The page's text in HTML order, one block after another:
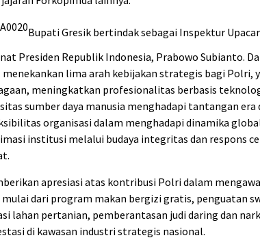
Bupati Gresik bertindak sebagai Inspektur
Presiden Republik Indonesia, Prabowo Subianto.
lima arah kebijakan strategis bagi Polri,
meningkatkan profesionalitas berbasis
sumber daya manusia menghadapi tantangan
organisasi dalam menghadapi dinamika
institusi melalui budaya integritas dan respons
apresiasi atas kontribusi Polri dalam
dari program makan bergizi gratis, penguatan
lahan pertanian, pemberantasan judi daring dan
di kawasan industri strategis nasional.